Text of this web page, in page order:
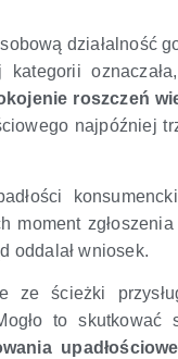
działalność
kategorii
roszczeń
najpóźniej
oddalał wniosek.
ze ścieżki
to skutkować